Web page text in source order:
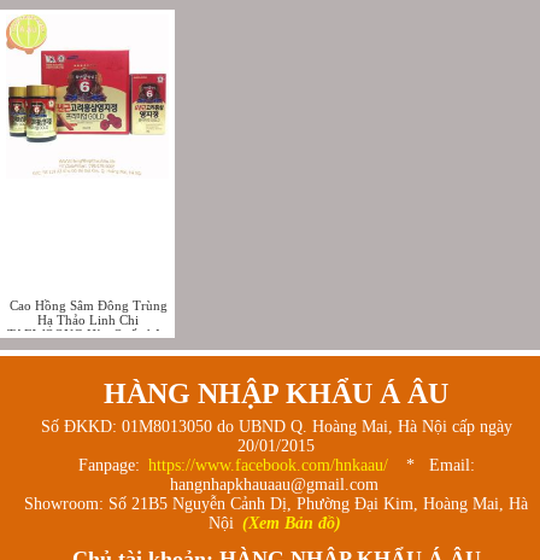
Cao Hồng Sâm Đông Trùng
Hạ Thảo Linh Chi
TAEWOONG Hàn Quốc hộp
2 lọ x 240g
HÀNG NHẬP KHẨU Á ÂU
Số ĐKKD: 01M8013050 do UBND Q. Hoàng Mai, Hà Nội cấp ngày
20/01/2015
Fanpage: https://www.facebook.com/hnkaau/
* Email:
hangnhapkhauaau@gmail.com
Showroom: Số 21B5 Nguyễn Cảnh Dị, Phường Đại Kim, Hoàng Mai, Hà
Nội (Xem Bản đồ)